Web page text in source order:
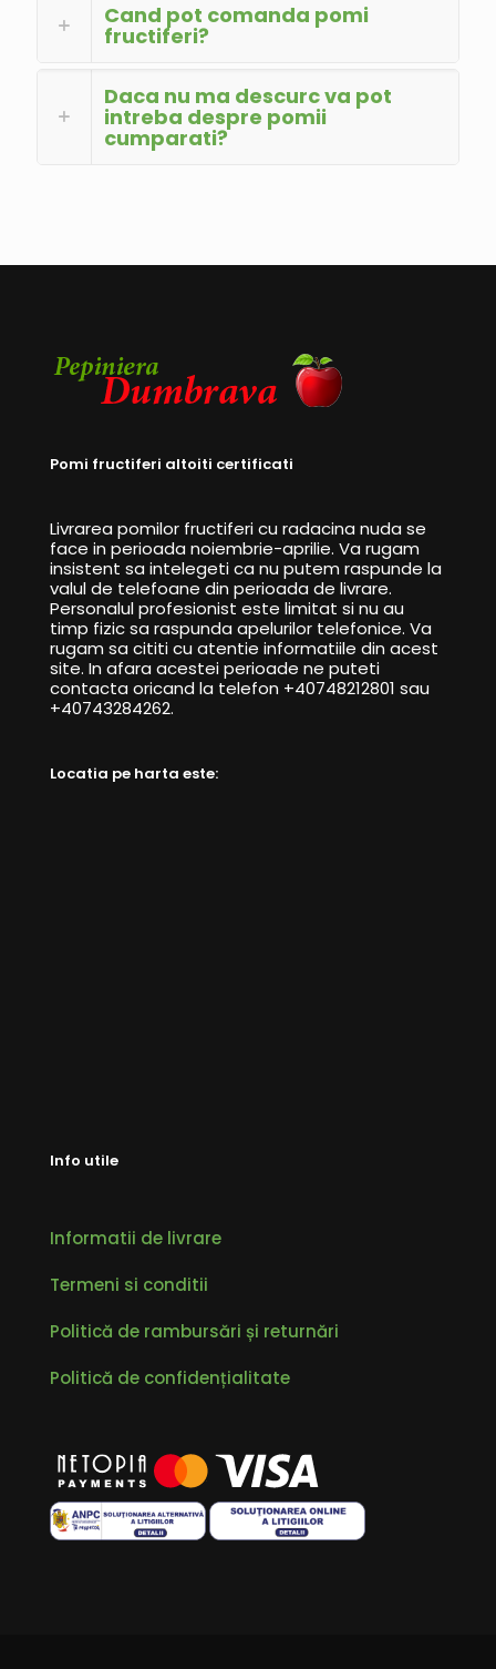
Cand pot comanda pomi
fructiferi?
Daca nu ma descurc va pot
intreba despre pomii
cumparati?
Pomi fructiferi altoiti certificati
Livrarea pomilor fructiferi cu radacina nuda se
face in perioada noiembrie-aprilie. Va rugam
insistent sa intelegeti ca nu putem raspunde la
valul de telefoane din perioada de livrare.
Personalul profesionist este limitat si nu au
timp fizic sa raspunda apelurilor telefonice. Va
rugam sa cititi cu atentie informatiile din acest
site. In afara acestei perioade ne puteti
contacta oricand la telefon +40748212801 sau
+40743284262.
Locatia pe harta este:
Info utile
Informatii de livrare
Termeni si conditii
Politică de rambursări și returnări
Politică de confidențialitate